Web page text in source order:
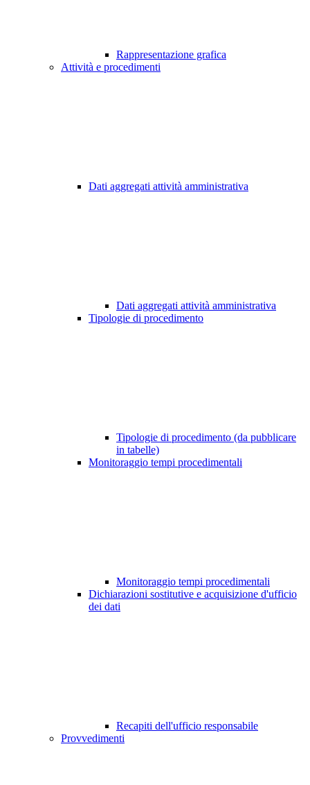
Rappresentazione grafica
Attività e procedimenti
Dati aggregati attività amministrativa
Dati aggregati attività amministrativa
Tipologie di procedimento
Tipologie di procedimento (da pubblicare
in tabelle)
Monitoraggio tempi procedimentali
Monitoraggio tempi procedimentali
Dichiarazioni sostitutive e acquisizione d'ufficio
dei dati
Recapiti dell'ufficio responsabile
Provvedimenti